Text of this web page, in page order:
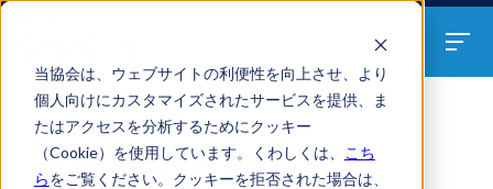
当協会は、ウェブサイトの利便性を向上させ、より
個人向けにカスタマイズされたサービスを提供、ま
たはアクセスを分析するためにクッキー
（Cookie）を使用しています。くわしくは、
こち
らをご覧ください。クッキーを拒否された場合は、
ARTICLES
加法定理の記事一覧